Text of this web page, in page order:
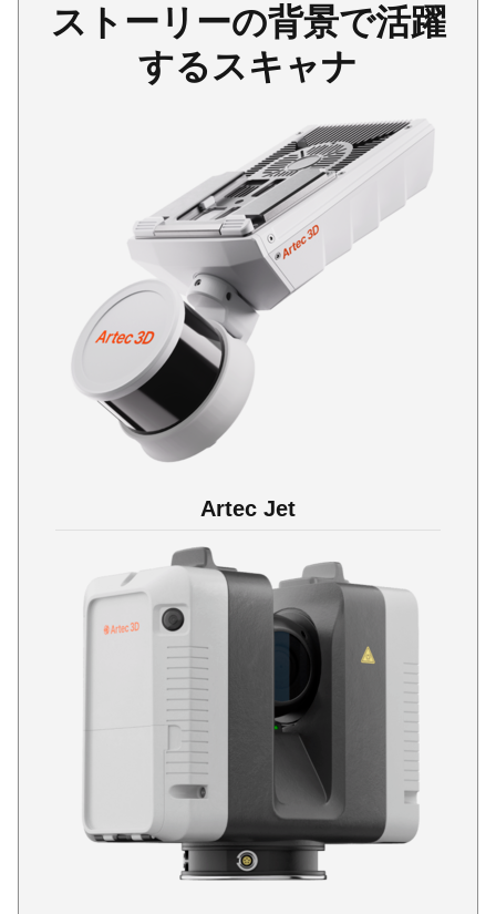
ストーリーの背景で活躍
するスキャナ
Artec Jet